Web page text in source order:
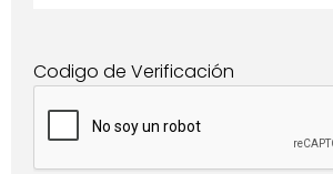
Codigo de Verificación